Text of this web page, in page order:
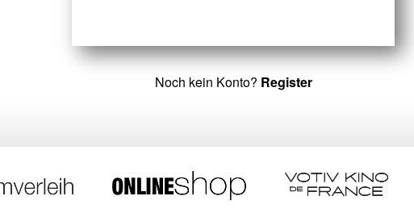
Noch kein Konto? Register